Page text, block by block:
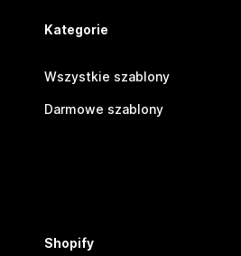
Kategorie
Wszystkie szablony
Darmowe szablony
Shopify